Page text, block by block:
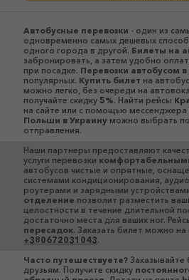
Автобусные перевозки - один из
одновременно самых дешевых
одного города в другой. Билеты на
забронировать, а затем удобно
при посадке. Перевозки автобусом
популярных. Купить билет на
можно легко, без очереди на
получайте скидку 5%. Найти рейсы
на сайте или с помощью мессенджера
Польши в Украинуможно выбрать
отправления.
Наши партнеры предоставляют
услуги перевозки
автобусов чистые и опрятные,
системами кондиционирования,
роутерами и зарядными
отделение позволит разместить
целостности в течение длительной
достаточно места для ваших ног.
пересадок. Заказать билет можно на
+380672031043.
Часто путешествуете?Заказывайте
друзьям. Получите скидку